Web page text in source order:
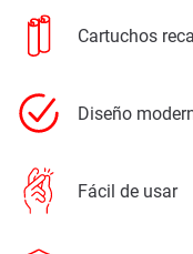
Cartuchos
Diseño
Fácil de usar